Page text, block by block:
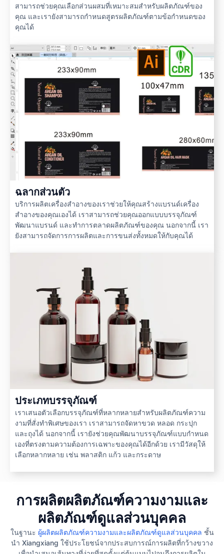
สามารถช่วยคุณเลือกส่วนผสมที่เหมาะสมสำหรับผลิตภัณฑ์ของ
คุณ และเรายังสามารถกำหนดสูตรผลิตภัณฑ์ตามข้อกำหนดของ
คุณได้
ฉลากส่วนตัว
บริการผลิตเครื่องสำอางของเราช่วยให้คุณสร้างแบรนด์เครื่อง
สำอางของคุณเองได้ เราสามารถช่วยคุณออกแบบบรรจุภัณฑ์
พัฒนาแบรนด์ และทำการตลาดผลิตภัณฑ์ของคุณ นอกจากนี้ เรา
ยังสามารถจัดการการผลิตและการขนส่งทั้งหมดให้กับคุณได้
ประเภทบรรจุภัณฑ์
เราเสนอตัวเลือกบรรจุภัณฑ์ที่หลากหลายสำหรับผลิตภัณฑ์ความ
งามที่สั่งทำพิเศษของเรา เราสามารถจัดหาขวด หลอด กระปุก
และถุงได้ นอกจากนี้ เรายังช่วยคุณพัฒนาบรรจุภัณฑ์แบบกำหนด
เองที่ตรงตามความต้องการเฉพาะของคุณได้อีกด้วย เรามีวัสดุให้
เลือกหลากหลาย เช่น พลาสติก แก้ว และกระดาษ
การผลิตผลิตภัณฑ์ความงามและ
ผลิตภัณฑ์ดูแลส่วนบุคคล
ในฐานะ ผู้ผลิตผลิตภัณฑ์ความงามและผลิตภัณฑ์ดูแลส่วนบุคคล ชั้น
นำ Xiangxiang ใช้ประโยชน์จากประสบการณ์การผลิตที่กว้างขวาง